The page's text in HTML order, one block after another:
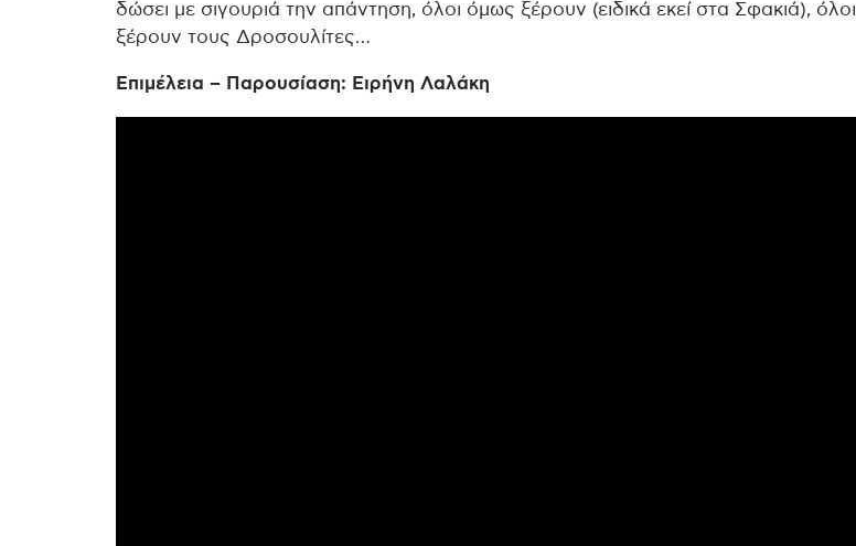
δώσει με σιγουριά την απάντηση, όλοι όμως ξέρουν (ειδικά εκεί στα Σφακιά), όλοι
ξέρουν τους Δροσουλίτες…
Επιμέλεια – Παρουσίαση: Ειρήνη Λαλάκη